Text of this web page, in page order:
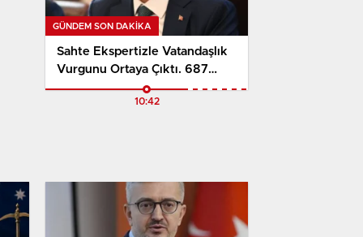
GÜNDEM SON DAKİKA
Sahte Ekspertizle Vatandaşlık
Vurgunu Ortaya Çıktı. 687
Kişiye Usulsüz Türk
Vatandaşlığı Sağlandığı İddia
10:42